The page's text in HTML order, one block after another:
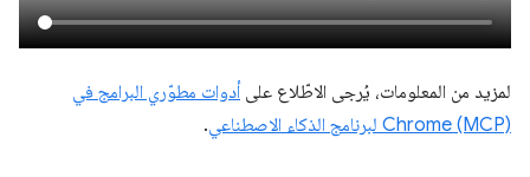
لمزيد من المعلومات، يُرجى الاطّلاع على أدوات مطوّري البرامج في
Chrome (MCP) لبرنامج الذكاء الاصطناعي
.